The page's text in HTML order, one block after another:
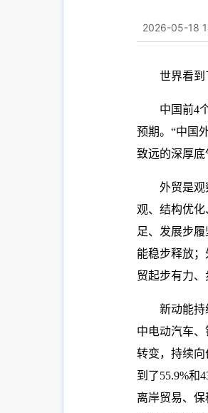
2026-05-18
世界看到
中国前4
预期。“中国
致远的深厚底
外贸是观
观、结构优化
足、发展步
能稳步释放
贸起步有力、
新动能持
中电动汽车
转变，持续
到了55.9%和
离岸贸易、